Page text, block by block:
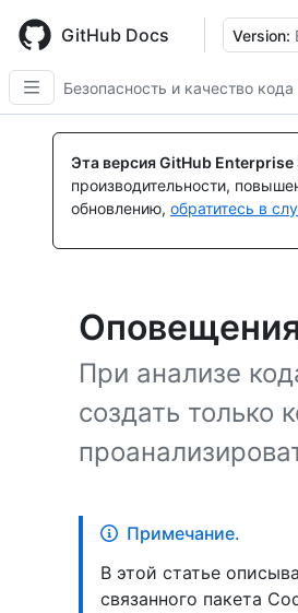
main
content
GitHub Docs Version:
Безопасность и качество кода
Эта версия GitHub
производительности,
обновлению, обратитесь в
При анализе
создать только
Примечание.
В этой статье
связанного пакета